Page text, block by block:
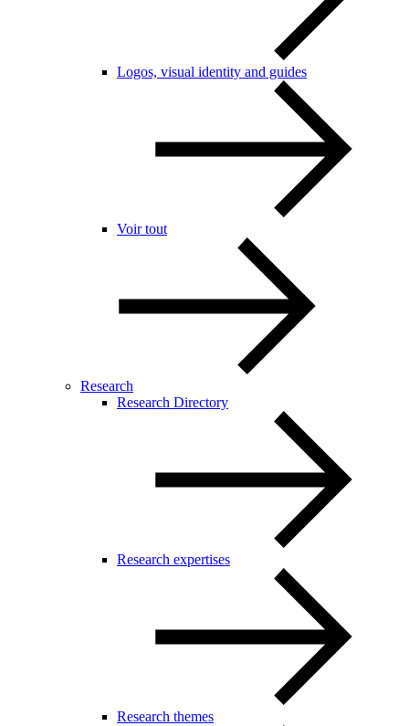
Logos, visual identity and guides
Voir tout
Research
Research Directory
Research expertises
Research themes